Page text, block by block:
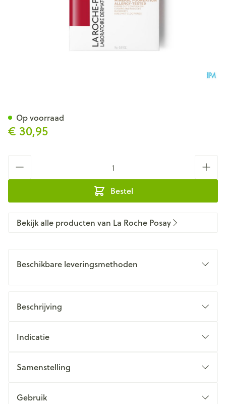
€ 30,95
Bestel
Op voorraad
Bekijk alle producten van La Roche Posay
Beschikbare leveringsmethoden
Beschrijving
Indicatie
Samenstelling
Gebruik